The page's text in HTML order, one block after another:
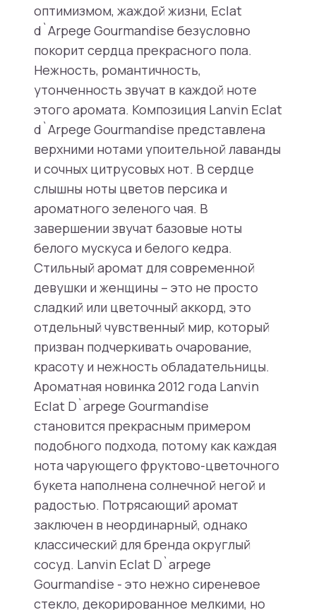
оптимизмом, жаждой жизни, Eclat
d`Arpege Gourmandise безусловно
покорит сердца прекрасного пола.
Нежность, романтичность,
утонченность звучат в каждой ноте
этого аромата. Композиция Lanvin Eclat
d`Arpege Gourmandise представлена
верхними нотами упоительной лаванды
и сочных цитрусовых нот. В сердце
слышны ноты цветов персика и
ароматного зеленого чая. В
завершении звучат базовые ноты
белого мускуса и белого кедра.
Стильный аромат для современной
девушки и женщины – это не просто
сладкий или цветочный аккорд, это
отдельный чувственный мир, который
призван подчеркивать очарование,
красоту и нежность обладательницы.
Ароматная новинка 2012 года Lanvin
Eclat D`arpege Gourmandise
становится прекрасным примером
подобного подхода, потому как каждая
нота чарующего фруктово-цветочного
букета наполнена солнечной негой и
радостью. Потрясающий аромат
заключен в неординарный, однако
классический для бренда округлый
сосуд. Lanvin Eclat D`arpege
Gourmandise - это нежно сиреневое
стекло, декорированное мелкими, но